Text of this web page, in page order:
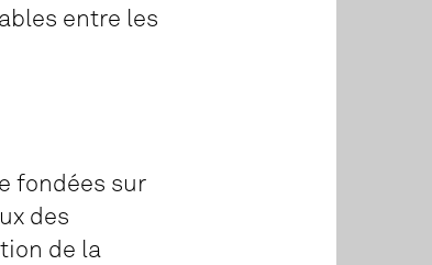
entre les
fondées sur
des
de la